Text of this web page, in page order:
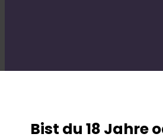
Bist du 18 Jahre
die